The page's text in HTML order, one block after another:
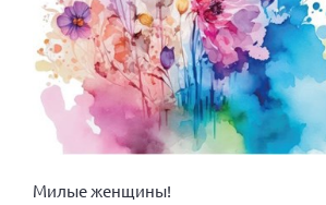
Милые женщины!